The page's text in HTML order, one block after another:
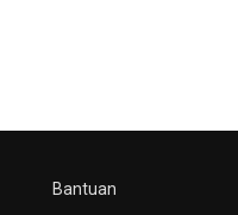
Bantuan